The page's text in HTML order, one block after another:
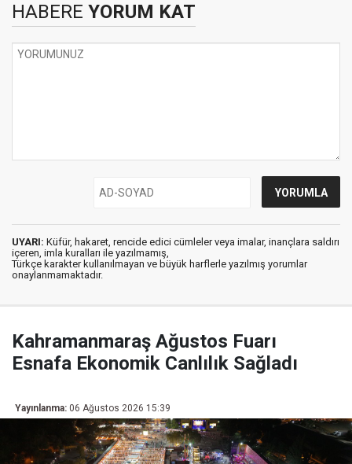
HABERE YORUM KAT
UYARI: Küfür, hakaret, rencide edici cümleler veya imalar, inançlara saldırı
içeren, imla kuralları ile yazılmamış,
Türkçe karakter kullanılmayan ve büyük harflerle yazılmış yorumlar
onaylanmamaktadır.
Kahramanmaraş Ağustos Fuarı
Esnafa Ekonomik Canlılık Sağladı
Yayınlanma: 06 Ağustos 2026 15:39